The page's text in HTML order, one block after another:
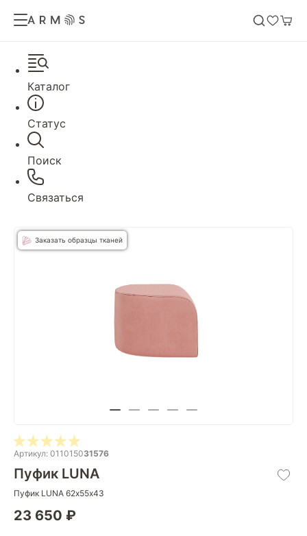
Каталог
Статус
Поиск
Связаться
Заказать образцы тканей
Артикул: 011015031576
Пуфик LUNA
Пуфик LUNA 62х55х43
23 650 ₽